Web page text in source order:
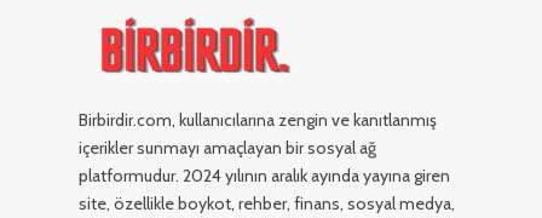
Birbirdir.com, kullanıcılarına zengin ve kanıtlanmış
içerikler sunmayı amaçlayan bir sosyal ağ
platformudur. 2024 yılının aralık ayında yayına giren
site, özellikle boykot, rehber, finans, sosyal medya,